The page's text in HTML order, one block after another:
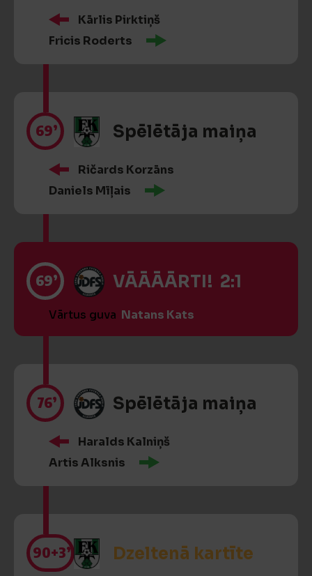
Kārlis Pirktiņš
Fricis Roderts
69’ Spēlētāja maiņa
Ričards Korzāns
Daniels Mīļais
69’ VĀĀĀĀRTI! 2:1
Vārtus guva Natans Kats
76’ Spēlētāja maiņa
Haralds Kalniņš
Artis Alksnis
90+3’ Dzeltenā kartīte